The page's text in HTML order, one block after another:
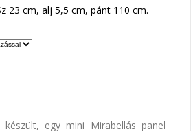
23 cm, alj 5,5 cm, pánt 110 cm.
egy mini Mirabellás panel